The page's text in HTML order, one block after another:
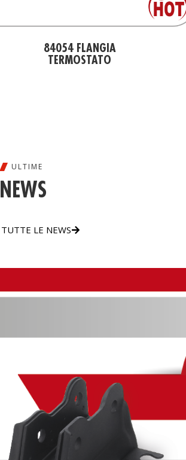
84054 FLANGIA
TERMOSTATO
ULTIME
NEWS
TUTTE LE NEWS